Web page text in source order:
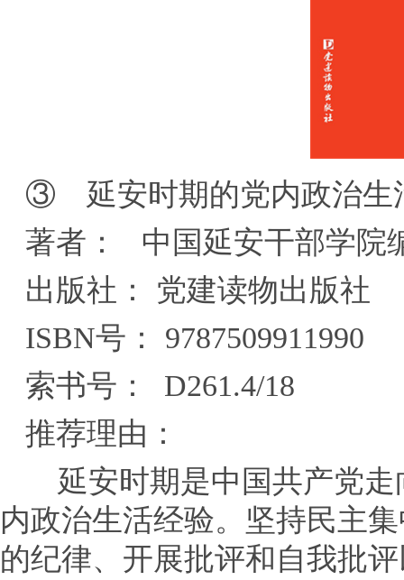
③ 延安时期的党内政治生
著者： 中国延安干部学院
出版社： 党建读物出版社
ISBN号： 9787509911990
索书号： D261.4/18
推荐理由：
延安时期是中国共产党走
内政治生活经验。坚持民主
的纪律、开展批评和自我批